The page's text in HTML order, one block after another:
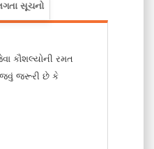
કૌશલ્યોની રમત
જરૂરી છે કે
સૂચનો